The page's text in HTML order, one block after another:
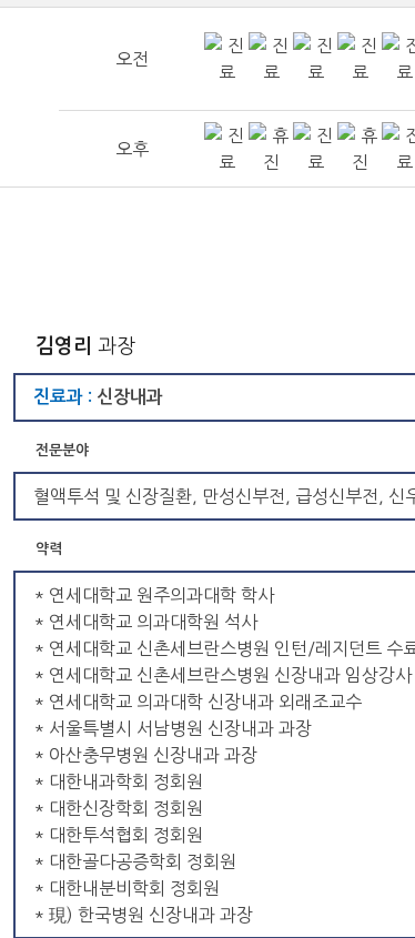
오전
오후
김영리 과장
진료과 : 신장내과
전문분야
혈액투석 및 신장질환, 만성신부전, 급성신부전, 신
약력
* 연세대학교 원주의과대학 학사
* 연세대학교 의과대학원 석사
* 연세대학교 신촌세브란스병원 인턴/레지던트 수
* 연세대학교 신촌세브란스병원 신장내과 임상강사
* 연세대학교 의과대학 신장내과 외래조교수
* 서울특별시 서남병원 신장내과 과장
* 아산충무병원 신장내과 과장
* 대한내과학회 정회원
* 대한신장학회 정회원
* 대한투석협회 정회원
* 대한골다공증학회 정회원
* 대한내분비학회 정회원
* 現) 한국병원 신장내과 과장